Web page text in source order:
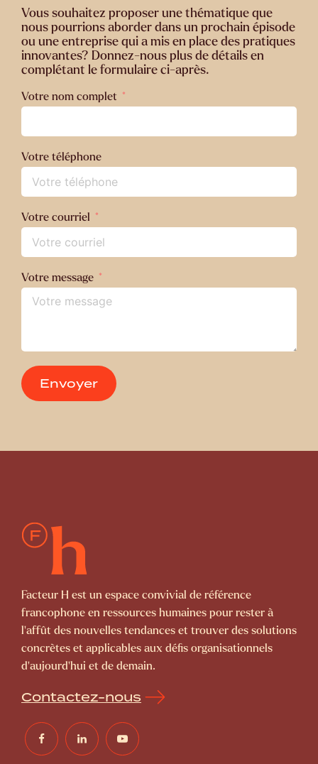
Vous souhaitez proposer une thématique que
nous pourrions aborder dans un prochain épisode
ou une entreprise qui a mis en place des pratiques
innovantes? Donnez-nous plus de détails en
complétant le formulaire ci-après.
Votre nom complet
Votre téléphone
Votre courriel
Votre message
Envoyer
Facteur H est un espace convivial de référence
francophone en ressources humaines pour rester à
l’affût des nouvelles tendances et trouver des solutions
concrètes et applicables aux défis organisationnels
d’aujourd’hui et de demain.
Contactez-nous